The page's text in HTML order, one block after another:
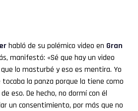
habló de su polémico video en Gran
manifestó: «Sé que hay un video
lo masturbé y eso es mentira. Yo
la panza porque la tiene como
eso. De hecho, no dormí con él
un consentimiento, por más que no